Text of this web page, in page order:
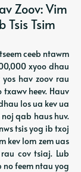
Zoov: Vim
Tsis Tsim
ceeb ntawm
xyoo dhau
hav zoov rau
heev. Hauv
los ua kev ua
qab haus huv.
tsis yog ib txoj
kev lom zem uas
cov tsiaj. Lub
feem ntau yog